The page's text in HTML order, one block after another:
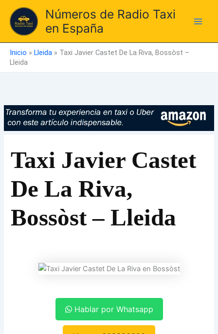
contenido
Números de Radio Taxi
en España
Inicio » Lleida » Taxi Javier Castet De La Riva, Bossòst –
Lleida
Taxi Javier Castet
De La Riva,
Bossòst – Lleida
Hablar por Whatsapp